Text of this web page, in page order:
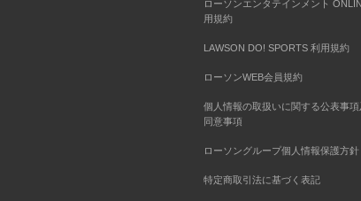
ローソンエンタテインメント
用規約
LAWSON DO! SPORTS 利用規約
ローソンWEB会員規約
個人情報の取扱いに関する公表事項
同意事項
ローソングループ個人情報保護方針
特定商取引法に基づく表記